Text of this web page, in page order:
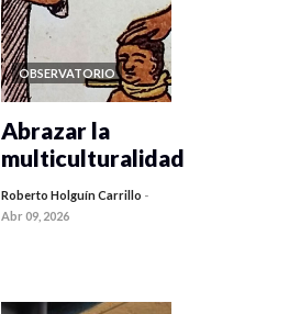
OBSERVATORIO
Abrazar la
multiculturalidad
Roberto Holguín Carrillo -
Abr 09, 2026